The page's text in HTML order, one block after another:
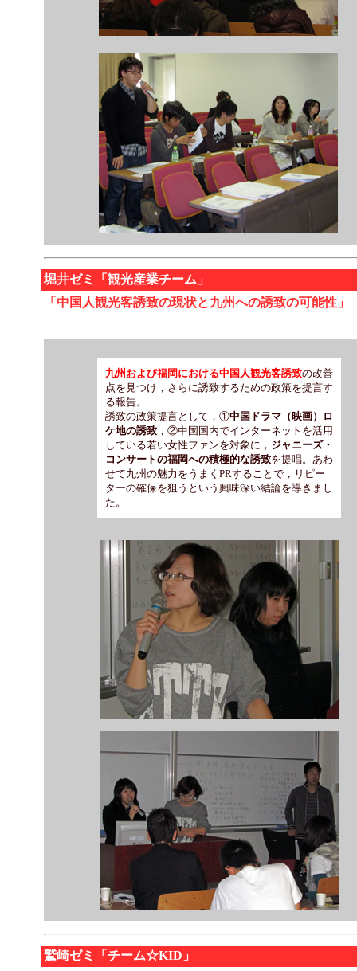
堀井ゼミ「観光産業チーム」
「中国人観光客誘致の現状と九州への誘致の可能性」
九州および福岡における中国人観光客誘致の改善
点を見つけ，さらに誘致するための政策を提言す
る報告。
誘致の政策提言として，①中国ドラマ（映画）ロ
ケ地の誘致 ，②中国国内でインターネットを活用
している若い女性ファンを対象に， ジャニーズ・
コンサートの福岡への積極的な誘致を提唱。あわ
せて九州の魅力をうまくPRすることで，リピー
ターの確保を狙うという興味深い結論を導きまし
た。
鷲崎ゼミ「チーム☆KID」